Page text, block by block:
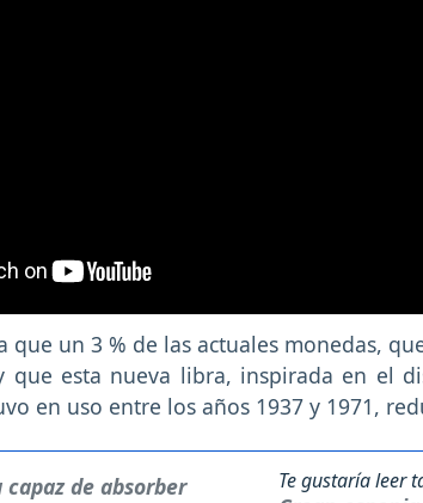
que un 3 % de las actuales monedas,
que esta nueva libra, inspirada en el
en uso entre los años 1937 y 1971,
Te gustaría leer